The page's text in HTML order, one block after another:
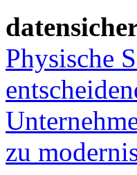
Physische
zu